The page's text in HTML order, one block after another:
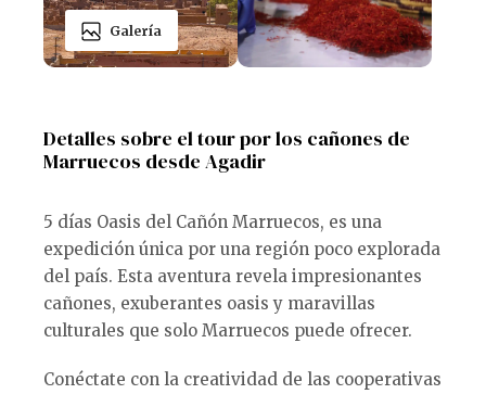
Galería
Detalles sobre el tour por los cañones de
Marruecos desde Agadir
5 días Oasis del Cañón Marruecos, es una
expedición única por una región poco explorada
del país. Esta aventura revela impresionantes
cañones, exuberantes oasis y maravillas
culturales que solo Marruecos puede ofrecer.
Conéctate con la creatividad de las cooperativas